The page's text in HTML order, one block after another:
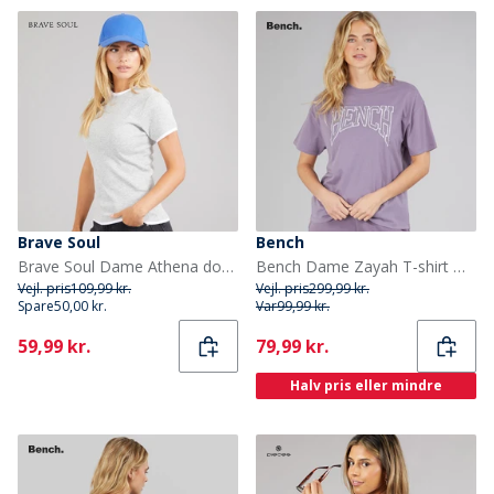
Brave Soul
Brave Soul Dame Athena dobbelt lag T shirt Silver Grey Marl/Hvid
Vejl. pris109,99 kr.
Spare50,00 kr.
Current
59,99 kr.
Bench
Bench Dame Zayah T-shirt Dusted Grapes
Vejl. pris299,99 kr.
Var99,99 kr.
Current
79,99 kr.
Halv pris eller mindre